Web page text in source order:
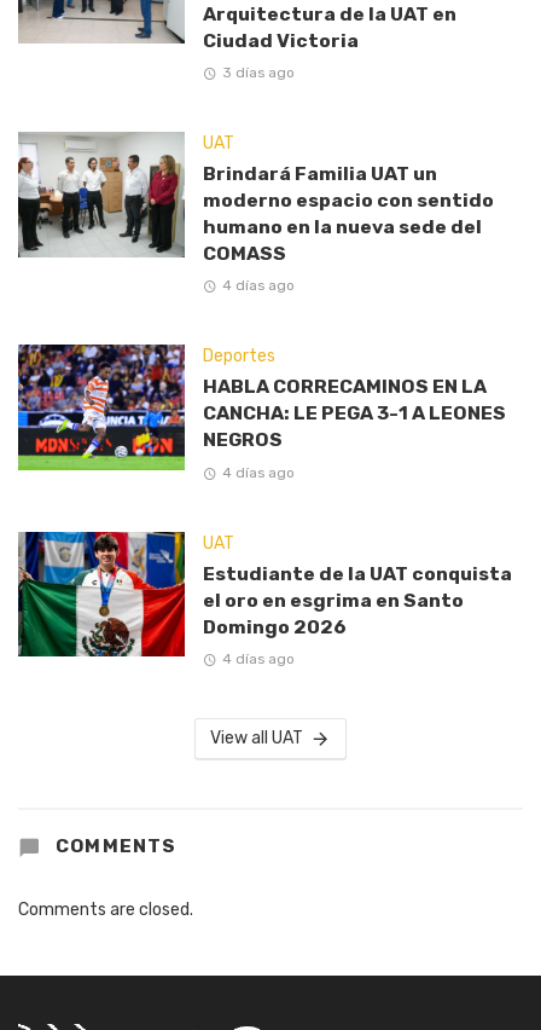
Arquitectura de la UAT en
Ciudad Victoria
3 días ago
UAT
Brindará Familia UAT un
moderno espacio con sentido
humano en la nueva sede del
COMASS
4 días ago
Deportes
HABLA CORRECAMINOS EN LA
CANCHA: LE PEGA 3-1 A LEONES
NEGROS
4 días ago
UAT
Estudiante de la UAT conquista
el oro en esgrima en Santo
Domingo 2026
4 días ago
View all UAT
COMMENTS
Comments are closed.